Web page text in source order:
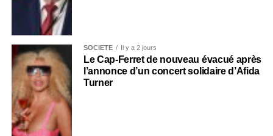
SOCIÉTÉ Il y a 2 jours
Le Cap-Ferret de nouveau évacué après
l’annonce d’un concert solidaire d’Afida
Turner